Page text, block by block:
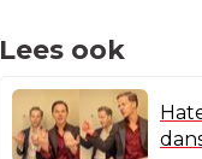
Lees ook